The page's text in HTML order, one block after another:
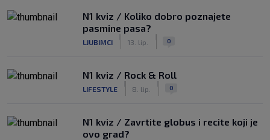
N1 kviz / Koliko dobro poznajete
pasmine pasa?
LJUBIMCI 13. lip. 0
N1 kviz / Rock & Roll
LIFESTYLE 8. lip. 0
N1 kviz / Zavrtite globus i recite koji je
ovo grad?